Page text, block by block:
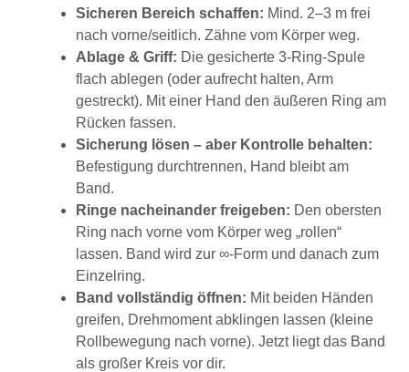
Sicheren Bereich schaffen: Mind. 2–3 m frei
nach vorne/seitlich. Zähne vom Körper weg.
Ablage & Griff: Die gesicherte 3-Ring-Spule
flach ablegen (oder aufrecht halten, Arm
gestreckt). Mit einer Hand den äußeren Ring am
Rücken fassen.
Sicherung lösen – aber Kontrolle behalten:
Befestigung durchtrennen, Hand bleibt am
Band.
Ringe nacheinander freigeben: Den obersten
Ring nach vorne vom Körper weg „rollen“
lassen. Band wird zur ∞-Form und danach zum
Einzelring.
Band vollständig öffnen: Mit beiden Händen
greifen, Drehmoment abklingen lassen (kleine
Rollbewegung nach vorne). Jetzt liegt das Band
als großer Kreis vor dir.